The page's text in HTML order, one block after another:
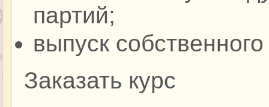
партий;
выпуск
Заказать курс